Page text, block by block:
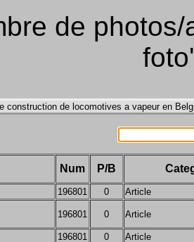
de
Num P/B
196801 0 Article
196801 0 Article
196801 0 Article